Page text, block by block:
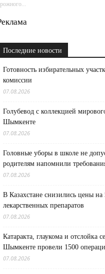
Последние новости
Готовность избирательных
комиссии
07.08.2026
Голубевод с коллекцией
Шымкенте
07.08.2026
Головные уборы в школе не
родителям напомнили
07.08.2026
В Казахстане снизились цены на
лекарственных препаратов
07.08.2026
Катаракта, глаукома и отслойка
Шымкенте провели 1500
07.08.2026